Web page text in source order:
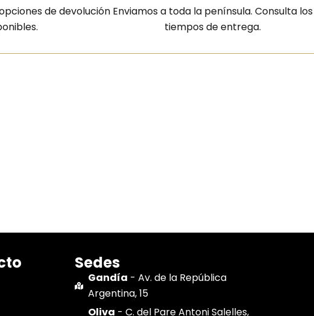
de devolución Enviamos a toda la península. Consulta los
tiempos de entrega.
Sedes
Gandía - Av. de la República
Argentina, 15
Oliva - C. del Pare Antoni Salelles,